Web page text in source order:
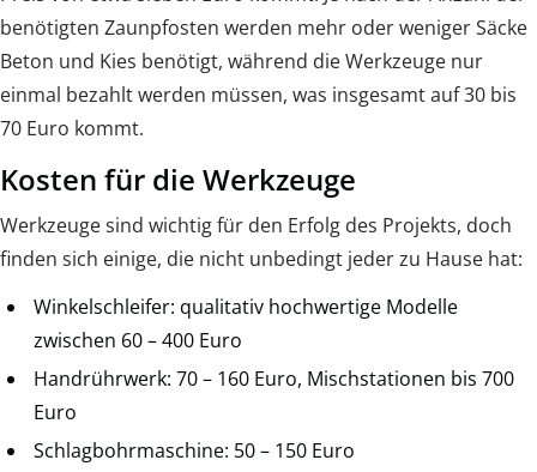
benötigten Zaunpfosten werden mehr oder weniger Säcke
Beton und Kies benötigt, während die Werkzeuge nur
einmal bezahlt werden müssen, was insgesamt auf 30 bis
70 Euro kommt.
Kosten für die Werkzeuge
Werkzeuge sind wichtig für den Erfolg des Projekts, doch
finden sich einige, die nicht unbedingt jeder zu Hause hat:
Winkelschleifer: qualitativ hochwertige Modelle
zwischen 60 – 400 Euro
Handrührwerk: 70 – 160 Euro, Mischstationen bis 700
Euro
Schlagbohrmaschine: 50 – 150 Euro